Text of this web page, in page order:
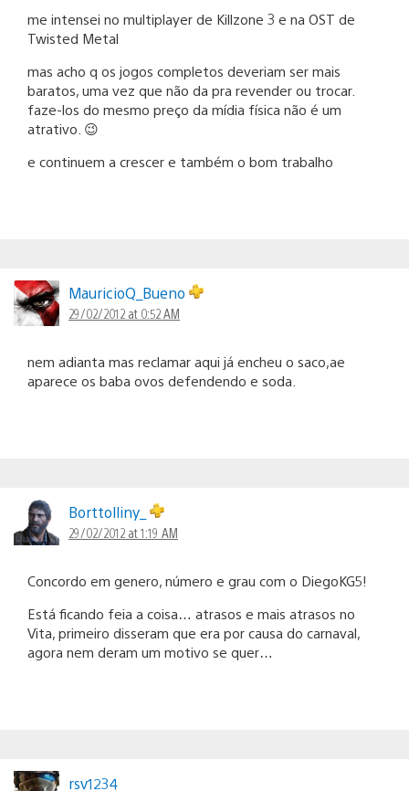
me intensei no multiplayer de Killzone 3 e na OST de
Twisted Metal
mas acho q os jogos completos deveriam ser mais
baratos, uma vez que não da pra revender ou trocar.
faze-los do mesmo preço da mídia física não é um
atrativo. 😉
e continuem a crescer e também o bom trabalho
MauricioQ_Bueno
29/02/2012 at 0:52 AM
nem adianta mas reclamar aqui já encheu o saco,ae
aparece os baba ovos defendendo e soda.
Borttolliny_
29/02/2012 at 1:19 AM
Concordo em genero, número e grau com o DiegoKG5!
Está ficando feia a coisa… atrasos e mais atrasos no
Vita, primeiro disseram que era por causa do carnaval,
agora nem deram um motivo se quer…
rsv1234